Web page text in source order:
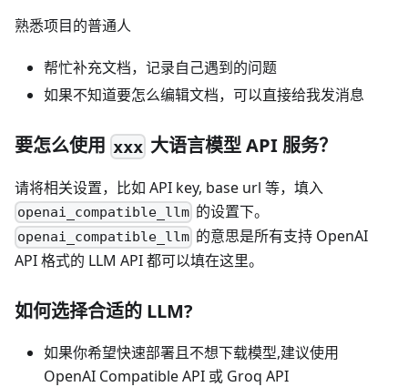
熟悉项目的普通人
帮忙补充文档，记录自己遇到的问题
如果不知道要怎么编辑文档，可以直接给我发消息
要怎么使用 xxx 大语言模型 API 服务？
请将相关设置，比如 API key, base url 等，填入
openai_compatible_llm 的设置下。
openai_compatible_llm 的意思是所有支持 OpenAI
API 格式的 LLM API 都可以填在这里。
如何选择合适的 LLM?
如果你希望快速部署且不想下载模型,建议使用
OpenAI Compatible API 或 Groq API